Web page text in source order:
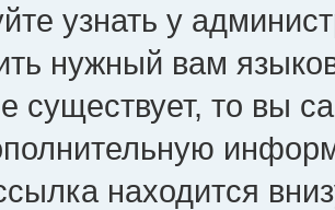
узнать у
нужный вам
существует, то вы
находится